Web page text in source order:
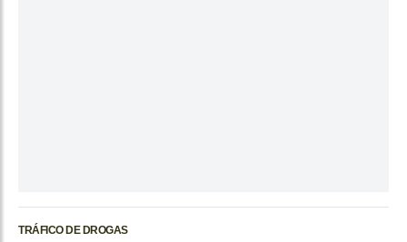
TRÁFICO DE DROGAS